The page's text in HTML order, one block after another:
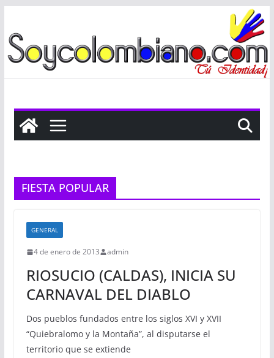
al
contenido
FIESTA POPULAR
GENERAL
4 de enero de 2013 admin
RIOSUCIO (CALDAS), INICIA SU
CARNAVAL DEL DIABLO
Dos pueblos fundados entre los siglos XVI y XVII
“Quiebralomo y la Montaña”, al disputarse el
territorio que se extiende